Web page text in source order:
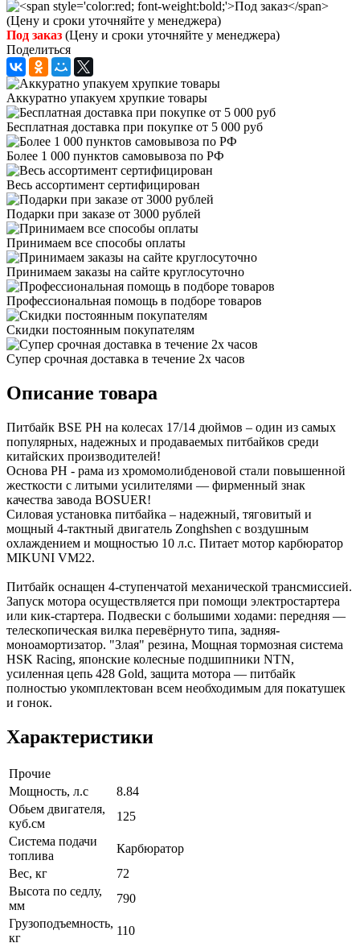
Под заказ (Цену и сроки уточняйте у менеджера)
Поделиться
Аккуратно упакуем хрупкие товары
Бесплатная доставка при покупке от 5 000 руб
Более 1 000 пунктов самовывоза по РФ
Весь ассортимент сертифицирован
Подарки при заказе от 3000 рублей
Принимаем все способы оплаты
Принимаем заказы на сайте круглосуточно
Профессиональная помощь в подборе товаров
Скидки постоянным покупателям
Супер срочная доставка в течение 2х часов
Описание товара
Питбайк BSE PH на колесах 17/14 дюймов – один из самых
популярных, надежных и продаваемых питбайков среди
китайских производителей!
Основа PH - рама из хромомолибденовой стали повышенной
жесткости с литыми усилителями — фирменный знак
качества завода BOSUER!
Силовая установка питбайка – надежный, тяговитый и
мощный 4-тактный двигатель Zonghshen с воздушным
охлаждением и мощностью 10 л.с. Питает мотор карбюратор
MIKUNI VM22.
Питбайк оснащен 4-ступенчатой механической трансмиссией.
Запуск мотора осуществляется при помощи электростартера
или кик-стартера. Подвески с большими ходами: передняя —
телескопическая вилка перевёрнуто типа, задняя-
моноамортизатор. "Злая" резина, Мощная тормозная система
HSK Racing, японские колесные подшипники NTN,
усиленная цепь 428 Gold, защита мотора — питбайк
полностью укомплектован всем необходимым для покатушек
и гонок.
Характеристики
Прочие
Мощность, л.с
8.84
Обьем двигателя,
куб.см
125
Система подачи
топлива
Карбюратор
Вес, кг
72
Высота по седлу,
мм
790
Грузоподъемность,
кг
110